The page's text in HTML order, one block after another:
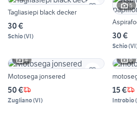
Tagliasiepi black decker
30 €
Schio(VI)
5
30 €
Schio(VI
4
Motosega jonsered
50 €
Zugliano(VI)
6
15 €
Introbio(